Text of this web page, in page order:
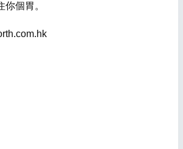
個胃。